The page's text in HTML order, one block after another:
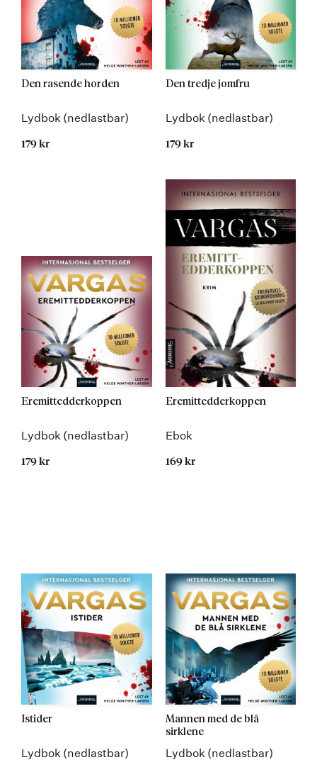
Den rasende horden
Lydbok (nedlastbar)
179 kr
Den tredje jomfru
Lydbok (nedlastbar)
179 kr
Eremittedderkoppen
Lydbok (nedlastbar)
179 kr
Eremittedderkoppen
Ebok
169 kr
Istider
Lydbok (nedlastbar)
Mannen med de blå
sirklene
Lydbok (nedlastbar)